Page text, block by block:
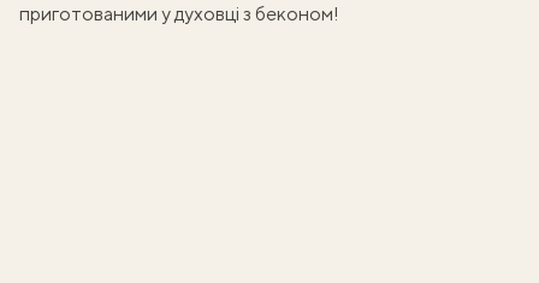
приготованими у духовці з беконом!